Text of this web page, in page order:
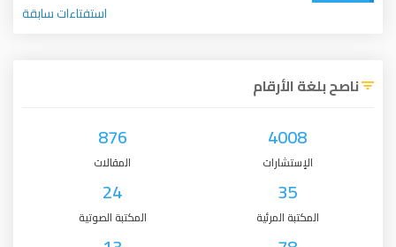
استفتاءات سابقة
ناصح بلغة الأرقام
4008
الإستشارات
876
المقالات
35
المكتبة المرئية
24
المكتبة الصوتية